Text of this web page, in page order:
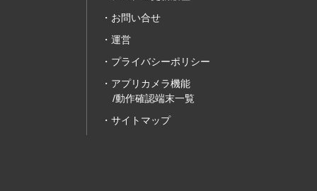
お問い合せ
運営
プライバシーポリシー
アプリカメラ機能
/動作確認端末一覧
サイトマップ